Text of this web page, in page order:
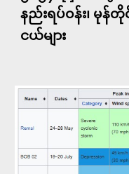
နည်းရပ်ဝန်း၊ မုန်
ငယ်များ